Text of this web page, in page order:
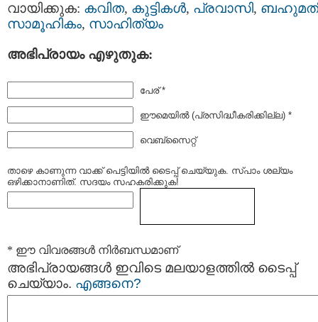
വായിക്കുക: കവിത, കുട്ടികള്‍, പ്രവാസി,
സാമൂഹികം, സാഹിത്യം
അഭിപ്രായം എഴുതുക:
പേര് *
ഈമെയില്‍ (പ്രസിദ്ധീകരിക്കില്ല) *
വെബ്സൈറ്റ്
താഴെ കാണുന്ന വാക്ക് പെട്ടിയില്‍ ടൈപ്പ്‌ ചെയ്യുക. സ്പാം ശല്യം
ഒഴിക്കാനാണിത്. സദയം സഹകരിക്കുക!
* ഈ വിവരങ്ങള്‍ നിര്‍ബന്ധമാണ്
അഭിപ്രായങ്ങള്‍ ഇവിടെ മലയാളത്തില്‍ ടൈപ്പ്
ചെയ്യാം. എങ്ങനെ?